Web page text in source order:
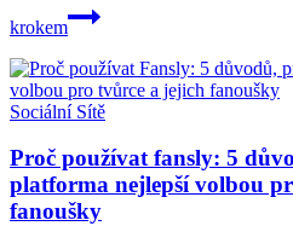
krokem
Sociální Sítě
Proč používat fansly: 5
platforma nejlepší volbou
fanoušky